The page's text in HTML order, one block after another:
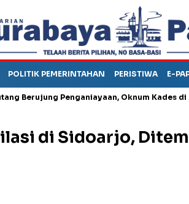
POLITIK PEMERINTAHAN PERISTIWA E-
Penganiayaan, Oknum Kades di
di Sidoarjo,